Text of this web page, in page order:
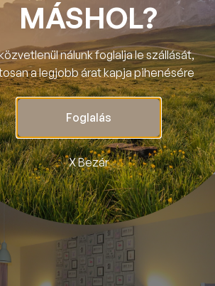
MÁSHOL?
nálunk foglalja le szállását,
a legjobb árat kapja pihenésére
Foglalás
X Bezár